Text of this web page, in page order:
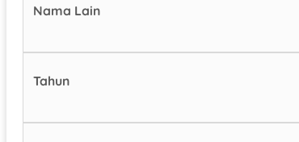
Nama Lain
Tahun